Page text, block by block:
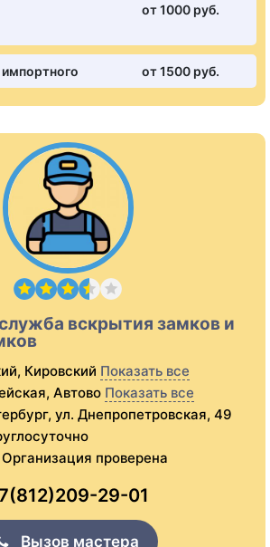
от 1000 pуб.
от 1500 pуб.
вскрытия замков и
Кировский Показать все
Автово Показать все
ул. Днепропетровская, 49
Организация проверена
29-01
Вызов мастера